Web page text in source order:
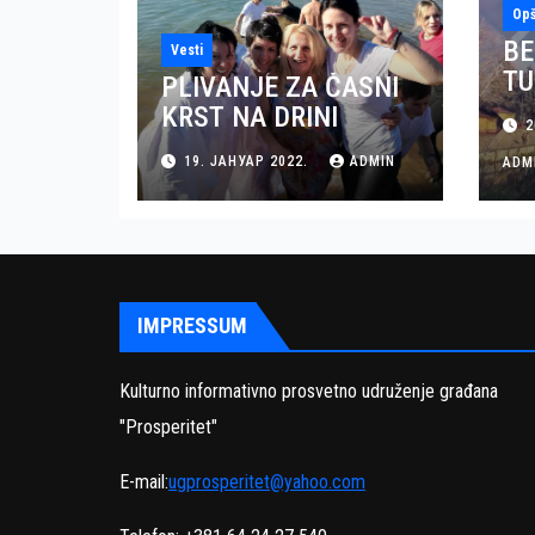
Vesti
PLIVANJE ZA ČASNI
KRST NA DRINI
19. ЈАНУАР 2022. ADMIN
U
IMPRESSUM
Kulturno informativno prosvetno udruženje građana
"Prosperitet"
E-mail:ugprosperitet@yahoo.com